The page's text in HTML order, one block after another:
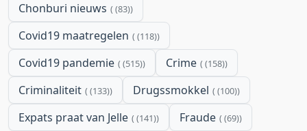
Chonburi nieuws (83)
Covid19 maatregelen (118)
Covid19 pandemie (515) Crime (158)
Criminaliteit (133) Drugssmokkel (100)
Expats praat van Jelle (141) Fraude (69)